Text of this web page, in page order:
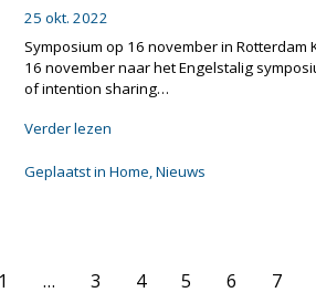
25 okt. 2022
Symposium op 16 november in Rotterdam
16 november naar het Engelstalig
of intention sharing…
Verder lezen
delen
toekomst?"
Geplaatst inHome,Nieuws
Page
… 3 4 5 6 7